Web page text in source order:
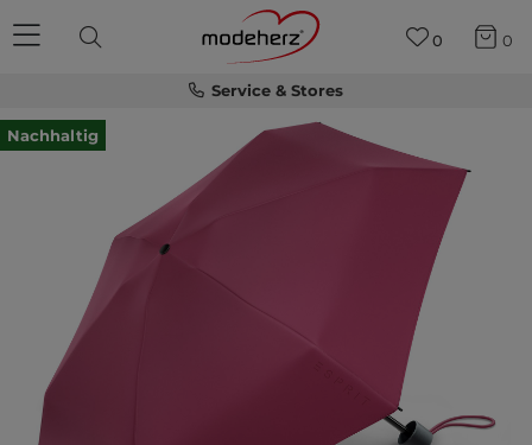
Service & Stores
0 0
Nachhaltig